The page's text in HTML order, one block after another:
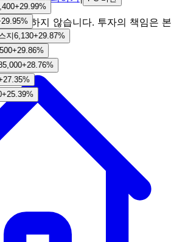
+29.99%
%
지6,130+29.87%
+29.86%
+28.76%
%
25.39%
제공하지 않습니다. 투자의 책임은 본